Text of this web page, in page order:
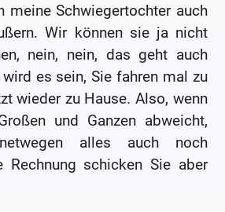
meine Schwiegertochter auch
Wir können sie ja nicht
nein, nein, das geht auch
es sein, Sie fahren mal zu
wieder zu Hause. Also, wenn
und Ganzen abweicht,
alles auch noch
Rechnung schicken Sie aber